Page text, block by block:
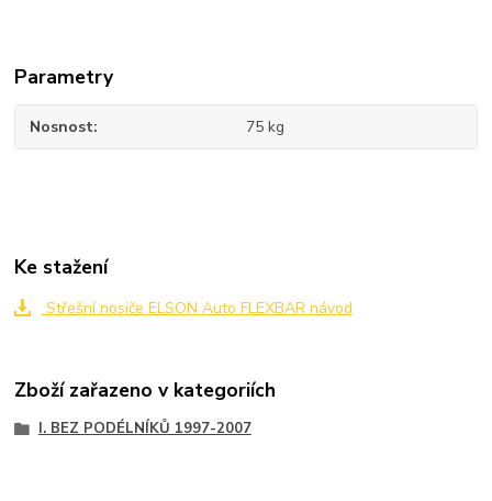
Parametry
Nosnost 75 kg
Ke stažení
Střešní nosiče ELSON Auto FLEXBAR návod
Zboží zařazeno v kategoriích
I. BEZ PODÉLNÍKŮ 1997-2007